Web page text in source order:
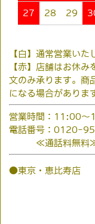
27 28 29
【白】通常営業いた
【赤】店舗はお休
文のみ承ります。商
になる場合がありま
営業時間：11:00～
電話番号：0120-
≪通話料無料
●東京・恵比寿店